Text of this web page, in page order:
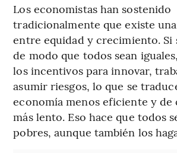
Los economistas han sostenido
tradicionalmente que existe
entre equidad y crecimiento. Si
de modo que todos sean
los incentivos para innovar,
asumir riesgos, lo que se
economía menos eficiente y
más lento. Eso hace que todos
pobres, aunque también los